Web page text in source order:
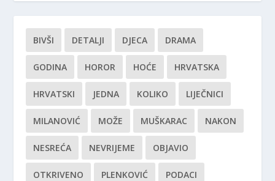
BIVŠI DETALJI DJECA DRAMA
GODINA HOROR HOĆE HRVATSKA
HRVATSKI JEDNA KOLIKO LIJEČNICI
MILANOVIĆ MOŽE MUŠKARAC NAKON
NESREĆA NEVRIJEME OBJAVIO
OTKRIVENO PLENKOVIĆ PODACI